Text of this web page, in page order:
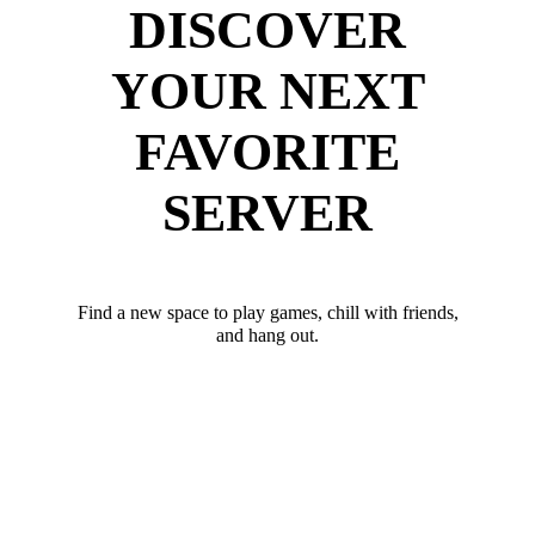
DISCOVER
YOUR NEXT
FAVORITE
SERVER
Find a new space to play games, chill with friends,
and hang out.